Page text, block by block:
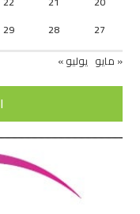
27
28
29
« مايو يوليو »